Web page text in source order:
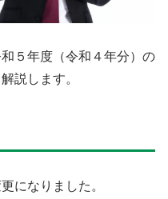
５年度（令和４年分）の
説します。
になりました。